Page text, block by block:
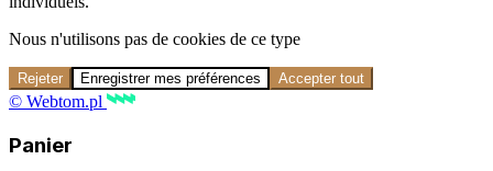
Nous n'utilisons pas de cookies de ce type
Rejeter Enregistrer mes préférences Accepter tout
© Webtom.pl
Panier